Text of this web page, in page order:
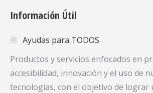
opens
new
window
opens
new
window
opens
new
window
Información Útil
Ayudas para TODOS
Productos y servicios enfocados en
accesibilidad, innovación y el uso de
tecnologías, con el objetivo de lograr